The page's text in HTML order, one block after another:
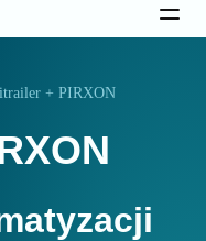
+ PIRXON